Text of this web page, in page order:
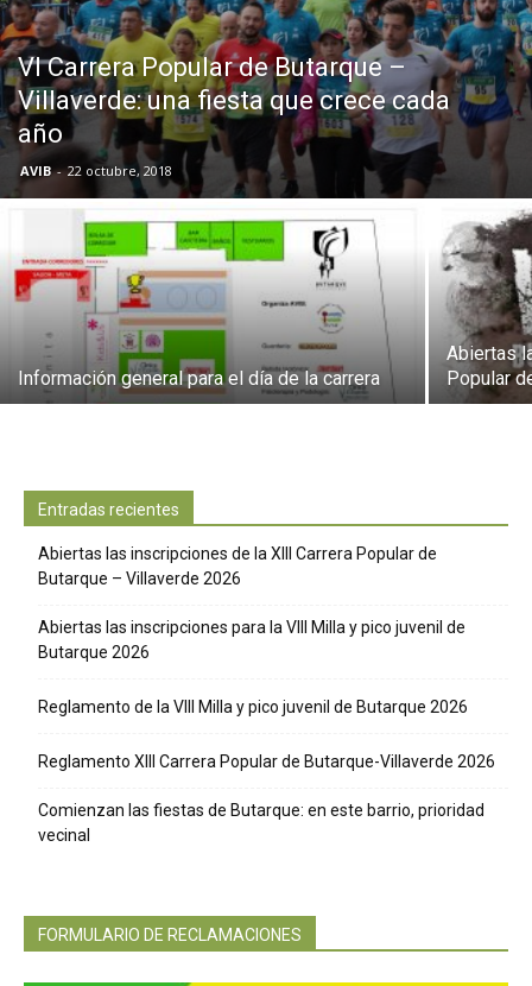
Butarque
VI Carrera Popular de Butarque –
Villaverde: una fiesta que crece cada
año
AVIB - 22 octubre, 2018
Información general para el día de la carrera
Abiertas
Popular
Entradas recientes
Abiertas las inscripciones de la XIII Carrera Popular de
Butarque – Villaverde 2026
Abiertas las inscripciones para la VIII Milla y pico juvenil de
Butarque 2026
Reglamento de la VIII Milla y pico juvenil de Butarque 2026
Reglamento XIII Carrera Popular de Butarque-Villaverde 2026
Comienzan las fiestas de Butarque: en este barrio, prioridad
vecinal
FORMULARIO DE RECLAMACIONES